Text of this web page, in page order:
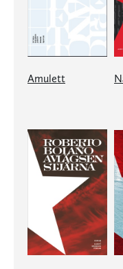
Amulett